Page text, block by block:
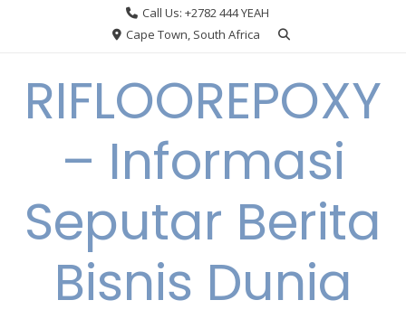
Call Us: +2782 444 YEAH
Cape Town, South Africa
RIFLOOREPOXY
– Informasi
Seputar Berita
Bisnis Dunia